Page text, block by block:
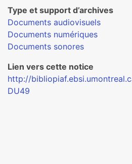
Type et support d’archives
Documents audiovisuels
Documents numériques
Documents sonores
Lien vers cette notice
http://
DU49